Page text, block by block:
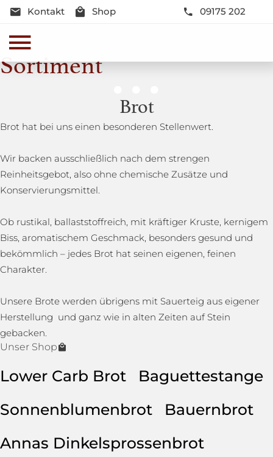
Kontakt Shop 09175 202
Sortiment
Genussmomente
Herzhaft oder süß - Beste Qualität und Frische sind
Brot
Brot hat bei uns einen besonderen Stellenwert.
Wir backen ausschließlich nach dem strengen
Reinheitsgebot, also ohne chemische Zusätze und
Konservierungsmittel.
Ob rustikal, ballaststoffreich, mit kräftiger Kruste, kernigem
Biss, aromatischem Geschmack, besonders gesund und
bekömmlich – jedes Brot hat seinen eigenen, feinen
Charakter.
Unsere Brote werden übrigens mit Sauerteig aus eigener
Herstellung und ganz wie in alten Zeiten auf Stein
gebacken.
Unser Shop
Lower Carb Brot
Baguettestange
Sonnenblumenbrot
Bauernbrot
Annas Dinkelsprossenbrot